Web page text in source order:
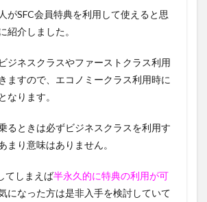
がSFC会員特典を利用して使えると思
紹介しました。
ジネスクラスやファーストクラス利用
ますので、エコノミークラス利用時に
なります。
るときは必ずビジネスクラスを利用す
まり意味はありません。
てしまえば半永久的に特典の利用が可
になった方は是非入手を検討していて